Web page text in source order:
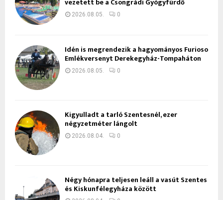
2026.08.05. 0
Idén is megrendezik a hagyományos Furioso
Emlékversenyt Derekegyház-Tompaháton
2026.08.05. 0
Kigyulladt a tarló Szentesnél, ezer
négyzetméter lángolt
2026.08.04. 0
Négy hónapra teljesen leáll a vasút Szentes
és Kiskunfélegyháza között